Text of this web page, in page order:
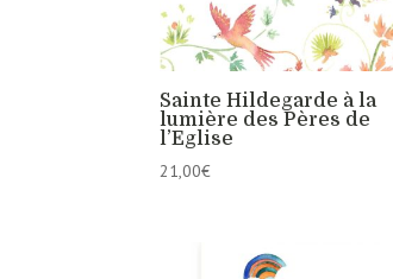
Sainte Hildegarde à la
lumière des Pères de
l’Eglise
21,00€